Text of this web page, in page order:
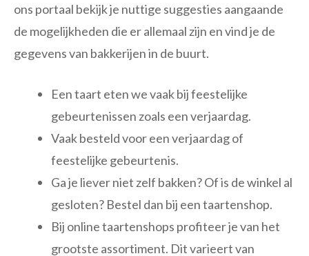
ons portaal bekijk je nuttige suggesties aangaande
de mogelijkheden die er allemaal zijn en vind je de
gegevens van bakkerijen in de buurt.
Een taart eten we vaak bij feestelijke
gebeurtenissen zoals een verjaardag.
Vaak besteld voor een verjaardag of
feestelijke gebeurtenis.
Ga je liever niet zelf bakken? Of is de winkel al
gesloten? Bestel dan bij een taartenshop.
Bij online taartenshops profiteer je van het
grootste assortiment. Dit varieert van